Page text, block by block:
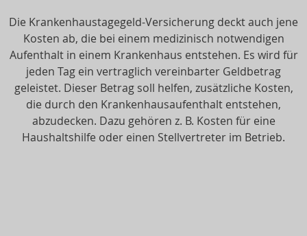
Die Krankenhaustagegeld-Versicherung deckt auch jene
Kosten ab, die bei einem medizinisch notwendigen
Aufenthalt in einem Krankenhaus entstehen. Es wird für
jeden Tag ein vertraglich vereinbarter Geldbetrag
geleistet. Dieser Betrag soll helfen, zusätzliche Kosten,
die durch den Krankenhausaufenthalt entstehen,
abzudecken. Dazu gehören z. B. Kosten für eine
Haushaltshilfe oder einen Stellvertreter im Betrieb.